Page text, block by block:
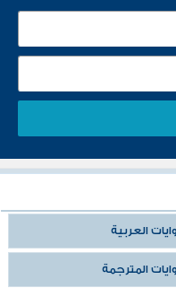
العربية
المترجمة